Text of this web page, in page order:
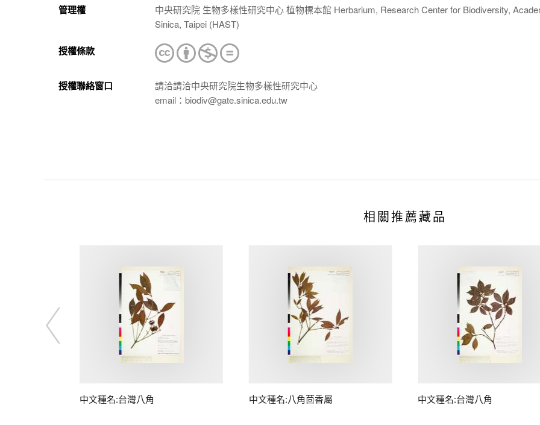
管理權
中央研究院 生物多樣性研究中心 植物標本館 Herbarium, Research Center for Biodiversity,
Sinica, Taipei (HAST)
授權條款
授權聯絡窗口
請洽請洽中央研究院生物多樣性研究中心
email：biodiv@gate.sinica.edu.tw
相關推薦藏品
中文種名:台灣八角 中文種名:八角茴香屬 中文種名:台灣八角